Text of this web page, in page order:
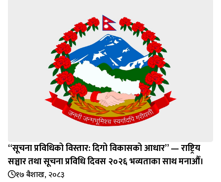
“सूचना प्रविधिको विस्तार: दिगो विकासको आधार” — राष्ट्रिय
सञ्चार तथा सूचना प्रविधि दिवस २०२६ भव्यताका साथ मनाऔँ।
१७ बैशाख, २०८३